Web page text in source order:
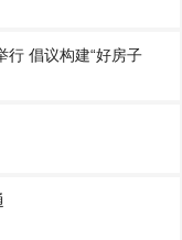
行 倡议构建“好房子